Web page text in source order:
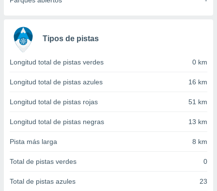
e
mediante
publicidad
1199
Tipos de pistas
Longitud total de pistas verdes 0 km
Longitud total de pistas azules 16 km
Longitud total de pistas rojas 51 km
Longitud total de pistas negras 13 km
Pista más larga 8 km
Total de pistas verdes 0
Total de pistas azules 23